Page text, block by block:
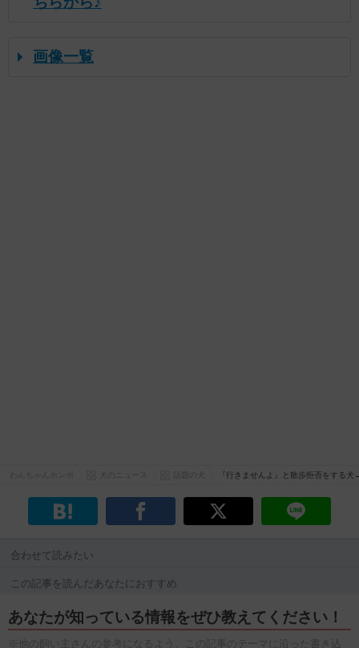
画像一覧
『行きませんよ』と散歩拒否をする
合わせて読みたい
この記事を読んだあなたにおすすめ
あなたが知っている情報をぜひ教えてください！
※他の飼い主さんの参考になるよう、この記事のテーマに沿った書き込